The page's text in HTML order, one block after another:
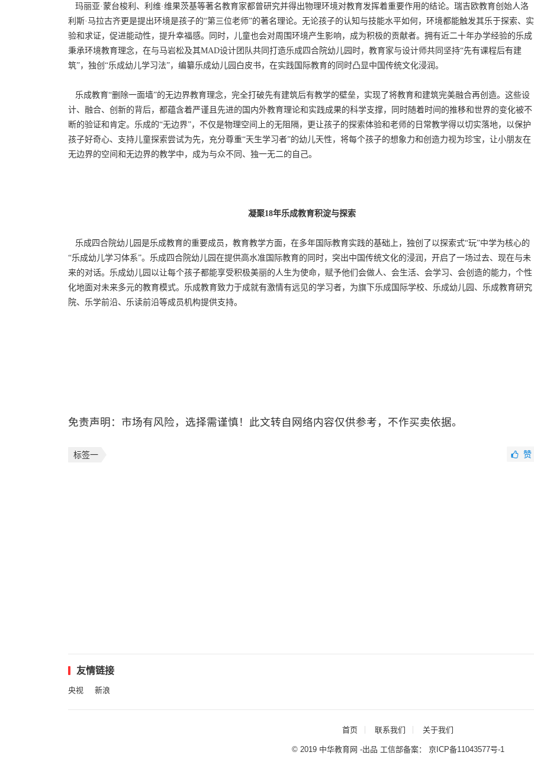
玛丽亚·蒙台梭利、利维·维果茨基等著名教育家都曾研究并得出物理环境对教育发挥着重要作用的结论。瑞吉欧教育创始人洛
利斯·马拉古齐更是提出环境是孩子的“第三位老师”的著名理论。无论孩子的认知与技能水平如何，环境都能触发其乐于探索、实
验和求证，促进能动性，提升幸福感。同时，儿童也会对周围环境产生影响，成为积极的贡献者。拥有近二十年办学经验的乐成
秉承环境教育理念，在与马岩松及其MAD设计团队共同打造乐成四合院幼儿园时，教育家与设计师共同坚持“先有课程后有建
筑”，独创“乐成幼儿学习法”，编纂乐成幼儿园白皮书，在实践国际教育的同时凸显中国传统文化浸润。
乐成教育“删除一面墙”的无边界教育理念，完全打破先有建筑后有教学的壁垒，实现了将教育和建筑完美融合再创造。这些设
计、融合、创新的背后，都蕴含着严谨且先进的国内外教育理论和实践成果的科学支撑，同时随着时间的推移和世界的变化被不
断的验证和肯定。乐成的“无边界”，不仅是物理空间上的无阻隔，更让孩子的探索体验和老师的日常教学得以切实落地，以保护
孩子好奇心、支持儿童探索尝试为先，充分尊重“天生学习者”的幼儿天性，将每个孩子的想象力和创造力视为珍宝，让小朋友在
无边界的空间和无边界的教学中，成为与众不同、独一无二的自己。
凝聚18年乐成教育积淀与探索
乐成四合院幼儿园是乐成教育的重要成员，教育教学方面，在多年国际教育实践的基础上，独创了以探索式“玩”中学为核心的
“乐成幼儿学习体系”。乐成四合院幼儿园在提供高水准国际教育的同时，突出中国传统文化的浸润，开启了一场过去、现在与未
来的对话。乐成幼儿园以让每个孩子都能享受积极美丽的人生为使命，赋予他们会做人、会生活、会学习、会创造的能力，个性
化地面对未来多元的教育模式。乐成教育致力于成就有激情有远见的学习者，为旗下乐成国际学校、乐成幼儿园、乐成教育研究
院、乐学前沿、乐读前沿等成员机构提供支持。
免责声明：市场有风险，选择需谨慎！此文转自网络内容仅供参考，不作买卖依据。
标签一 赞
友情链接
央视 新浪
首页 联系我们 关于我们
© 2019 中华教育网 -出品 工信部备案： 京ICP备11043577号-1